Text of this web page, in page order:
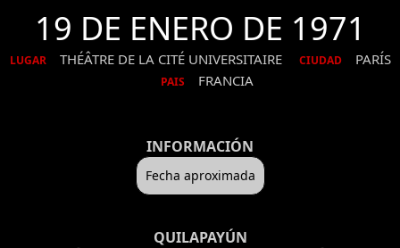
19 DE ENERO DE 1971
LUGAR THÉÂTRE DE LA CITÉ UNIVERSITAIRE CIUDAD PARÍS
PAIS FRANCIA
INFORMACIÓN
Fecha aproximada
QUILAPAYÚN